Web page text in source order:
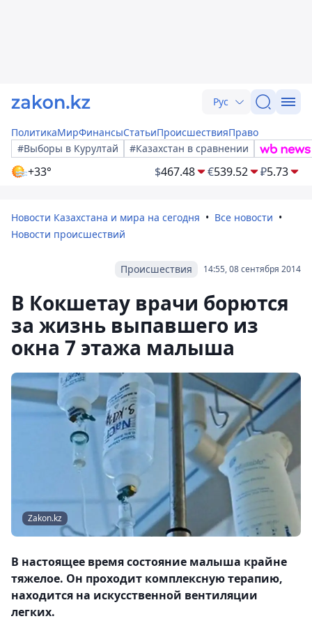
Рус
ПолитикаМирФинансыСтатьиПроисшествияПраво
#Выборы в Курултай
#Казахстан в сравнении
+33° $467.48 €539.52 ₽5.73
Новости Казахстана и мира на сегодня
Все новости
Новости происшествий
14:55, 08 сентября 2014
Происшествия
В Кокшетау врачи борются
за жизнь выпавшего из
окна 7 этажа малыша
Zakon.kz
В настоящее время состояние малыша крайне
тяжелое. Он проходит комплексную терапию,
находится на искусственной вентиляции
легких.